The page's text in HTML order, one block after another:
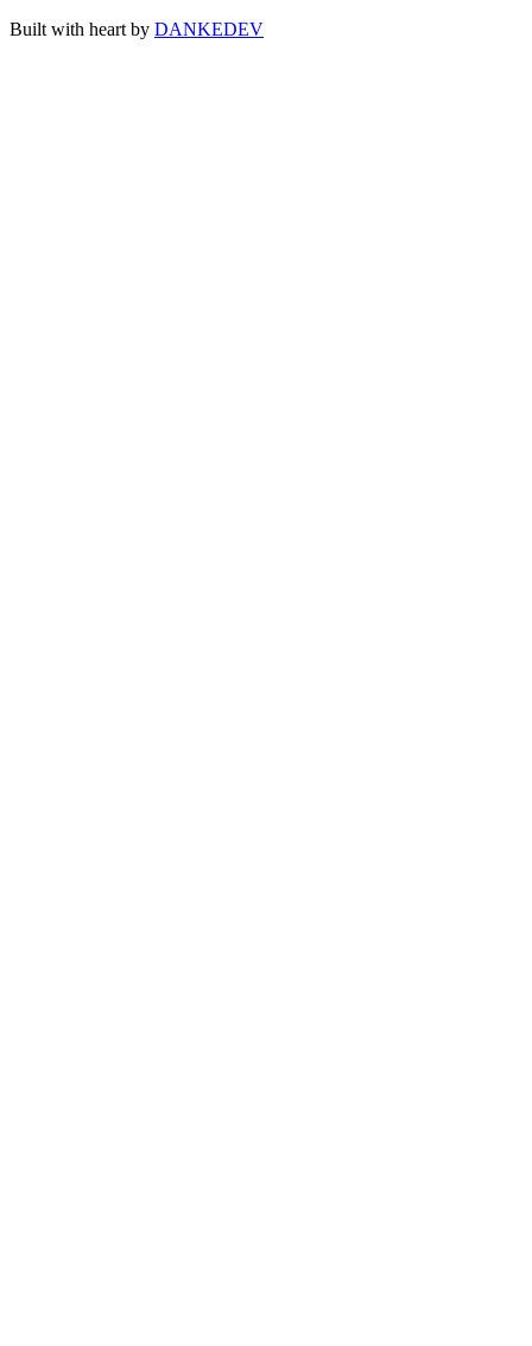
Built with heart by DANKEDEV